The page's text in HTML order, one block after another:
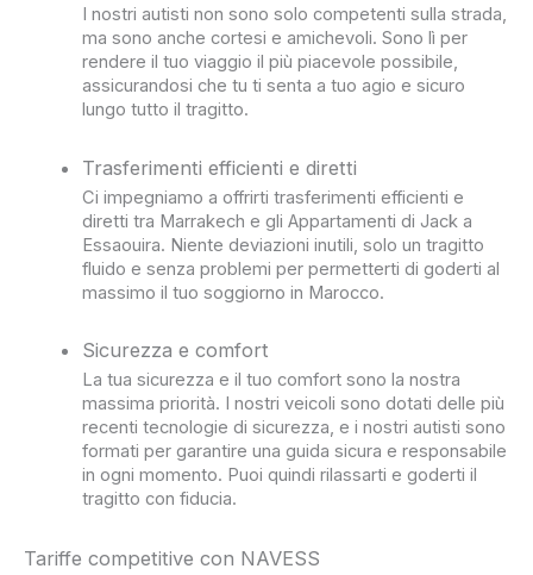
I nostri autisti non sono solo competenti sulla strada,
ma sono anche cortesi e amichevoli. Sono lì per
rendere il tuo viaggio il più piacevole possibile,
assicurandosi che tu ti senta a tuo agio e sicuro
lungo tutto il tragitto.
Trasferimenti efficienti e diretti
Ci impegniamo a offrirti trasferimenti efficienti e
diretti tra Marrakech e gli Appartamenti di Jack a
Essaouira. Niente deviazioni inutili, solo un tragitto
fluido e senza problemi per permetterti di goderti al
massimo il tuo soggiorno in Marocco.
Sicurezza e comfort
La tua sicurezza e il tuo comfort sono la nostra
massima priorità. I nostri veicoli sono dotati delle più
recenti tecnologie di sicurezza, e i nostri autisti sono
formati per garantire una guida sicura e responsabile
in ogni momento. Puoi quindi rilassarti e goderti il
tragitto con fiducia.
Tariffe competitive con NAVESS